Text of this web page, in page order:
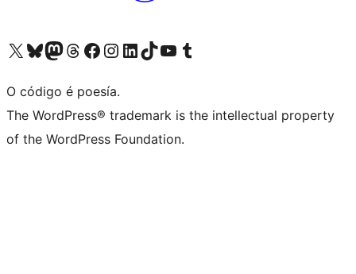
Visita la cuenta de X (anteriormente Twitter)
Visita a nosa conta de Bluesky
Visita a nosa conta de Mastodon
Visita a nosa conta de Threads
Visita a nosa páxina de Facebook
Visita a nosa conta de Instagram
Visita a nosa conta de LinkedIn
Visita a nosa conta de TikTok
Visita a nosa canle de YouTube
Visita a nosa conta de Tumblr
O código é poesía.
The WordPress® trademark is the intellectual property
of the WordPress Foundation.